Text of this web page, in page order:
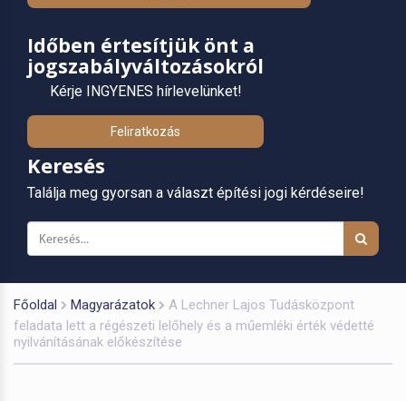
Időben értesítjük önt a
jogszabályváltozásokról
Kérje INGYENES hírlevelünket!
Feliratkozás
Keresés
Találja meg gyorsan a választ építési jogi kérdéseire!
Főoldal Magyarázatok
A Lechner Lajos Tudásközpont
feladata lett a régészeti lelőhely és a műemléki érték védetté
nyilvánításának előkészítése